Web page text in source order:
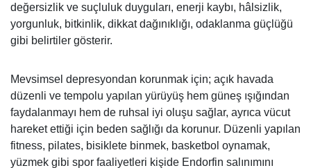
değersizlik ve suçluluk duyguları, enerji kaybı, hâlsizlik,
yorgunluk, bitkinlik, dikkat dağınıklığı, odaklanma güçlüğü
gibi belirtiler gösterir.
Mevsimsel depresyondan korunmak için; açık havada
düzenli ve tempolu yapılan yürüyüş hem güneş ışığından
faydalanmayı hem de ruhsal iyi oluşu sağlar, ayrıca vücut
hareket ettiği için beden sağlığı da korunur. Düzenli yapılan
fitness, pilates, bisiklete binmek, basketbol oynamak,
yüzmek gibi spor faaliyetleri kişide Endorfin salınımını